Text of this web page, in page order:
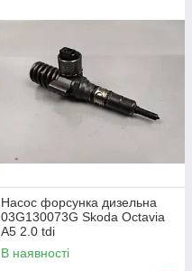
Насос форсунка дизельна
03G130073G Skoda Octavia
A5 2.0 tdi
В наявності